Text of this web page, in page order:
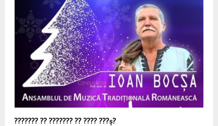
??????? ?? ??????? ?? ???? ???ș?